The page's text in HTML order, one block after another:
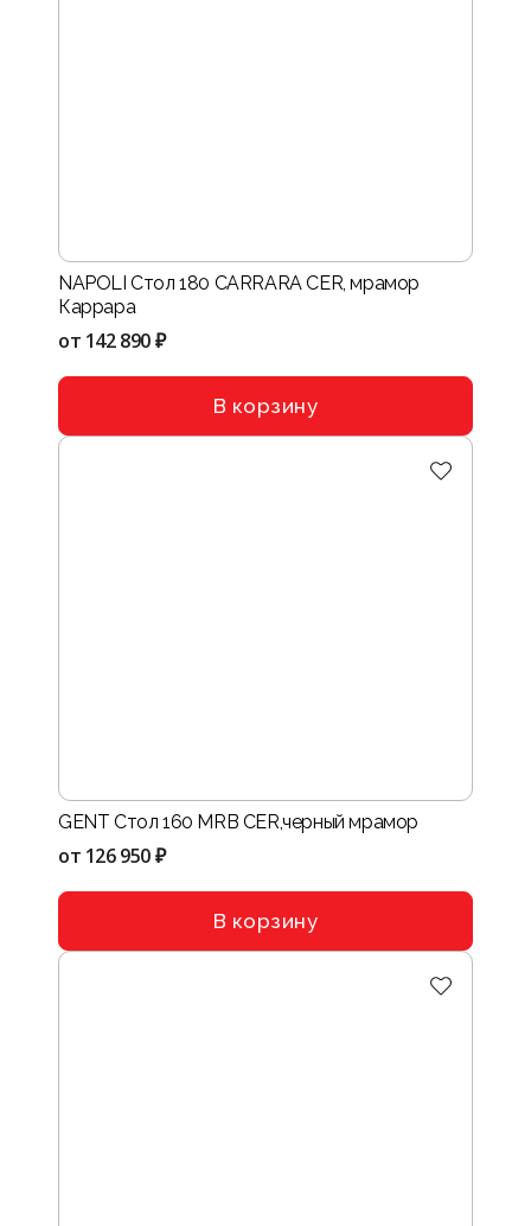
NAPOLI Стол 180 CARRARA CER, мрамор
Каррара
от 142 890 ₽
В корзину
GENT Стол 160 MRB CER,черный мрамор
от 126 950 ₽
В корзину